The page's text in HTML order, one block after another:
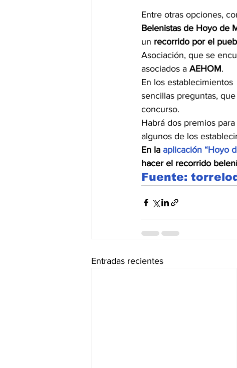
Entre otras opciones,
Belenistas de Hoyo de
un recorrido por el
Asociación, que se
asociados a AEHOM.
En los establecimientos
sencillas preguntas,
concurso.
Habrá dos premios
algunos de los
En la aplicación “Hoyo
hacer el recorrido
Fuente:
Entradas recientes